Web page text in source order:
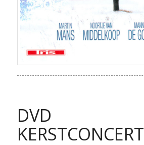
DVD
KERSTCONCERT